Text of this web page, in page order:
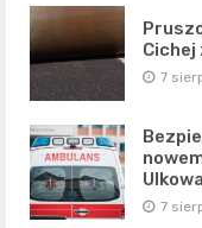
Cichej
7
7